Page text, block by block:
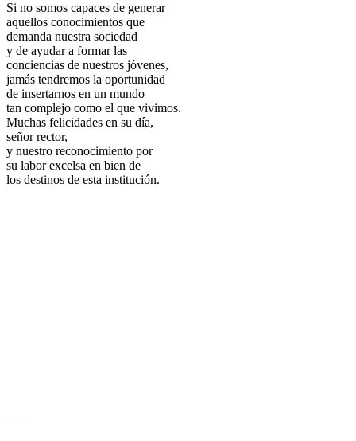
Si no somos capaces de generar
aquellos conocimientos que
demanda nuestra sociedad
y de ayudar a formar las
conciencias de nuestros jóvenes,
jamás tendremos la oportunidad
de insertarnos en un mundo
tan complejo como el que vivimos.
Muchas felicidades en su día,
señor rector,
y nuestro reconocimiento por
su labor excelsa en bien de
los destinos de esta institución.
—